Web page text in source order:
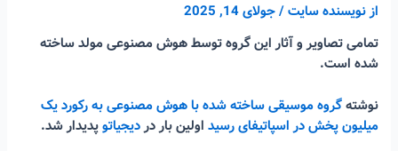
ازنویسنده سایت/جولای 14, 2025
تمامی تصاویر و آثار این گروه توسط هوش مصنوعی مولد ساخته
شده است.
نوشتهگروه موسیقی ساخته شده با هوش مصنوعی به رکورد یک
میلیون پخش در اسپاتیفای رسید اولین بار دردیجیاتوپدیدار شد.